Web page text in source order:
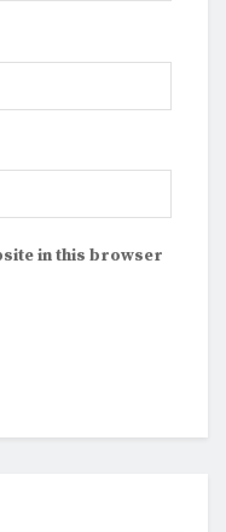
in this browser